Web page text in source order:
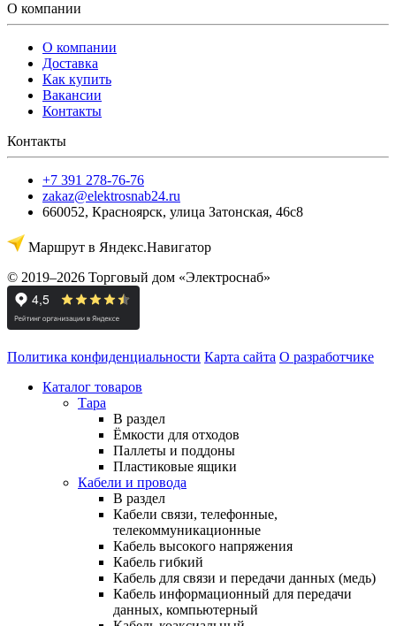
О компании
О компании
Доставка
Как купить
Вакансии
Контакты
Контакты
+7 391 278-76-76
zakaz@elektrosnab24.ru
660052, Красноярск, улица Затонская, 46с8
Маршрут в Яндекс.Навигатор
© 2019–2026 Торговый дом «Электроснаб»
Политика конфиденциальности Карта сайта О разработчике
Каталог товаров
Тара
В раздел
Ёмкости для отходов
Паллеты и поддоны
Пластиковые ящики
Кабели и провода
В раздел
Кабели связи, телефонные,
телекоммуникационные
Кабель высокого напряжения
Кабель гибкий
Кабель для связи и передачи данных (медь)
Кабель информационный для передачи
данных, компьютерный